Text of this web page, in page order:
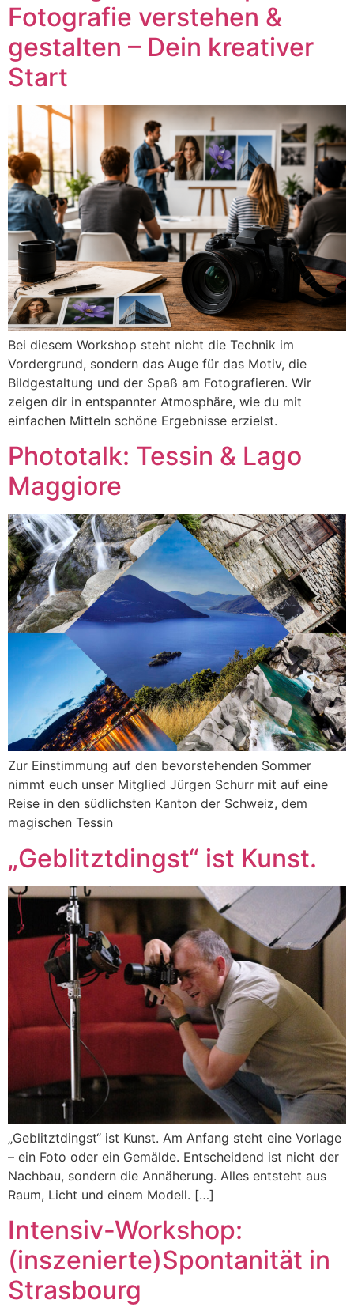
Fotografie verstehen &
gestalten – Dein kreativer
Start
Bei diesem Workshop steht nicht die Technik im
Vordergrund, sondern das Auge für das Motiv, die
Bildgestaltung und der Spaß am Fotografieren. Wir
zeigen dir in entspannter Atmosphäre, wie du mit
einfachen Mitteln schöne Ergebnisse erzielst.
Phototalk: Tessin & Lago
Maggiore
Zur Einstimmung auf den bevorstehenden Sommer
nimmt euch unser Mitglied Jürgen Schurr mit auf eine
Reise in den südlichsten Kanton der Schweiz, dem
magischen Tessin
„Geblitztdingst“ ist Kunst.
„Geblitztdingst“ ist Kunst. Am Anfang steht eine Vorlage
– ein Foto oder ein Gemälde. Entscheidend ist nicht der
Nachbau, sondern die Annäherung. Alles entsteht aus
Raum, Licht und einem Modell. […]
Intensiv-Workshop:
(inszenierte)Spontanität in
Strasbourg